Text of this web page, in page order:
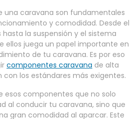
una caravana son fundamentales
y comodidad. Desde el
la suspensión y el sistema
ellos juega un papel importante en
de tu caravana. Es por eso
componentes caravana de alta
los estándares más exigentes.
esos componentes que no solo
al conducir tu caravana, sino que
gran comodidad al aparcar. Este